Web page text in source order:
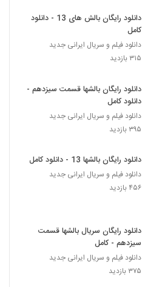
دانلود رایگان بالش های 13 - دانلود
کامل
دانلود فیلم و سریال ایرانی جدید
۳۱۵ بازدید
دانلود رایگان بالشها قسمت سیزدهم -
دانلود کامل
دانلود فیلم و سریال ایرانی جدید
۳۹۵ بازدید
دانلود رایگان بالشها 13 - دانلود کامل
دانلود فیلم و سریال ایرانی جدید
۴۵۶ بازدید
دانلود رایگان سریال بالشها قسمت
سیزدهم - کامل
دانلود فیلم و سریال ایرانی جدید
۳۷۵ بازدید